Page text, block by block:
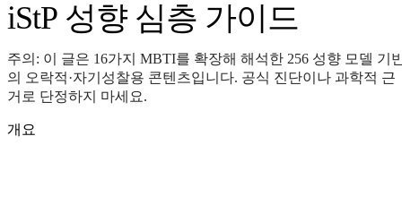
iStP 성향 심층 가이드
주의: 이 글은 16가지 MBTI를 확장해 해석한 256 성향 모델 기
의 오락적·자기성찰용 콘텐츠입니다. 공식 진단이나 과학적 근
거로 단정하지 마세요.
개요